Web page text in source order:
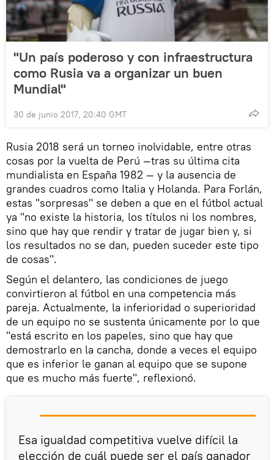
"Un país poderoso y con infraestructura
como Rusia va a organizar un buen
Mundial"
30 de junio 2017, 20:40 GMT
Rusia 2018 será un torneo inolvidable, entre otras
cosas por la vuelta de Perú —tras su última cita
mundialista en España 1982 — y la ausencia de
grandes cuadros como Italia y Holanda. Para Forlán,
estas "sorpresas" se deben a que en el fútbol actual
ya "no existe la historia, los títulos ni los nombres,
sino que hay que rendir y tratar de jugar bien y, si
los resultados no se dan, pueden suceder este tipo
de cosas".
Según el delantero, las condiciones de juego
convirtieron al fútbol en una competencia más
pareja. Actualmente, la inferioridad o superioridad
de un equipo no se sustenta únicamente por lo que
"está escrito en los papeles, sino que hay que
demostrarlo en la cancha, donde a veces el equipo
que es inferior le ganan al equipo que se supone
que es mucho más fuerte", reflexionó.
Esa igualdad competitiva vuelve difícil la
elección de cuál puede ser el país ganador